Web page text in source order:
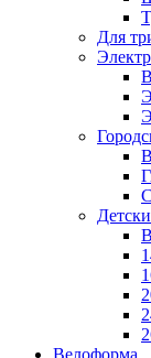
Для
Велоформа